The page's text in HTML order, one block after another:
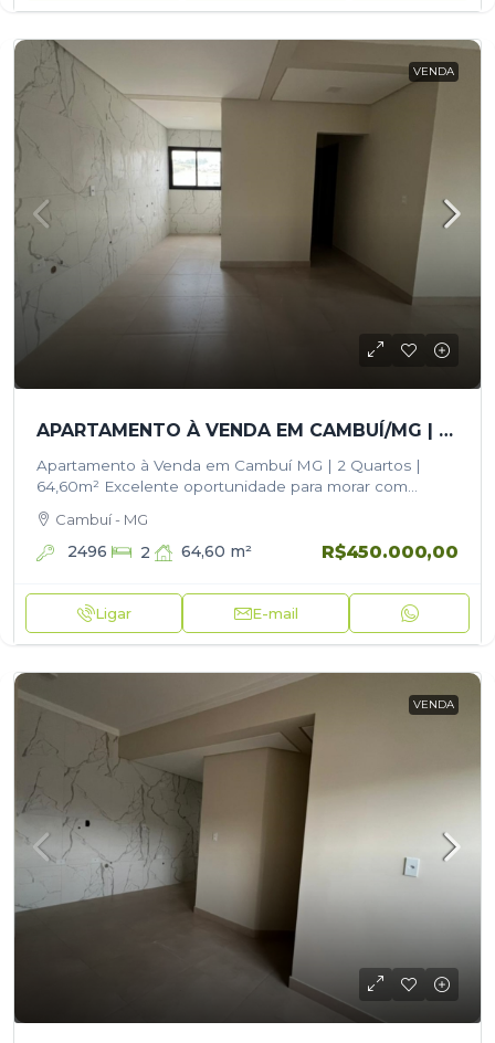
VENDA
APARTAMENTO À VENDA EM CAMBUÍ/MG | 2 QUARTOS | 64,60M²
Apartamento à Venda em Cambuí MG | 2 Quartos |
64,60m² Excelente oportunidade para morar com
de Cambuí! Este belíssimo…
Cambuí - MG
2496 2 64,60 m² R$450.000,00
Ligar E-mail
VENDA